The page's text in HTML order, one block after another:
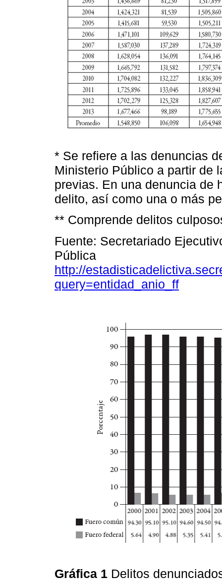
* Se refiere a las denuncias
Ministerio Público a partir de
previas. En una denuncia de
delito, así como una o más
** Comprende delitos
Fuente: Secretariado
Pública
http://
query=entidad_anio_ff
Gráfica 1 Delitos